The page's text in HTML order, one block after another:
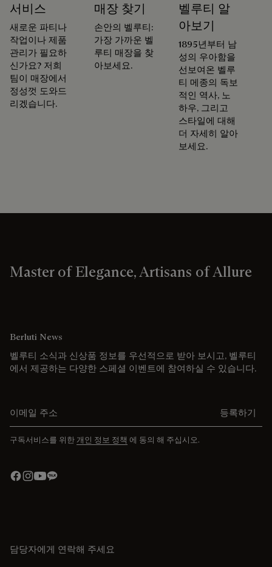
서비스
새로운 파티나
작업이나 제품
관리가 필요하
신가요? 저희
팀이 매장에서
정성껏 도와드
리겠습니다.
매장 찾기
손안의 벨루티:
가장 가까운 벨
루티 매장을 찾
아보세요.
벨루티 알
아보기
1895년부터 남
성의 우아함을
선보여온 벨루
티 메종의 독보
적인 역사, 노
하우, 그리고
스타일에 대해
더 자세히 알아
보세요.
Master of Elegance, Artisans of Allure
Berluti News
벨루티 소식과 신상품 정보를 우선적으로 받아 보시고, 벨루티
에서 제공하는 다양한 스페셜 이벤트에 참여하실 수 있습니다.
등록하기
구독서비스를 위한 개인 정보 정책 에 동의 해 주십시오.
담당자에게 연락해 주세요